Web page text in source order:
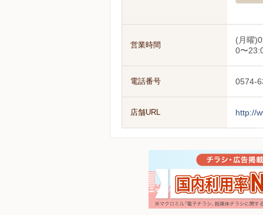
営業時間
(月曜
0〜
電話番号 0574-
店舗URL http://